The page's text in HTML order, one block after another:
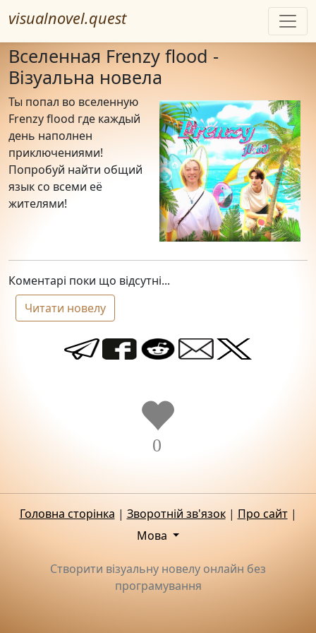
visualnovel.quest
Вселенная Frenzy flood -
Візуальна новела
Ты попал во вселенную
Frenzy flood где каждый
день наполнен
приключениями!
Попробуй найти общий
язык со всеми еë
жителями!
Коментарі поки що відсутні...
Читати новелу
0
Головна сторінка | Зворотній зв'язок| Про сайт|
Мова
Створити візуальну новелу онлайн без
програмування